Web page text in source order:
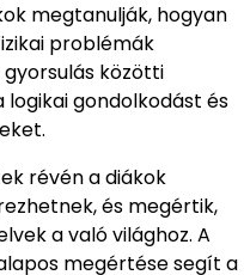
megtanulják, hogyan
problémák
közötti
gondolkodást és
révén a diákok
és megértik,
a való világhoz. A
megértése segít a